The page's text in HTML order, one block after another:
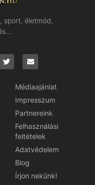
sport, életmód,
Médiaajánlat
Impresszum
Partnereink
Felhasználási
feltételek
Adatvédelem
Blog
Írjon nekünk!